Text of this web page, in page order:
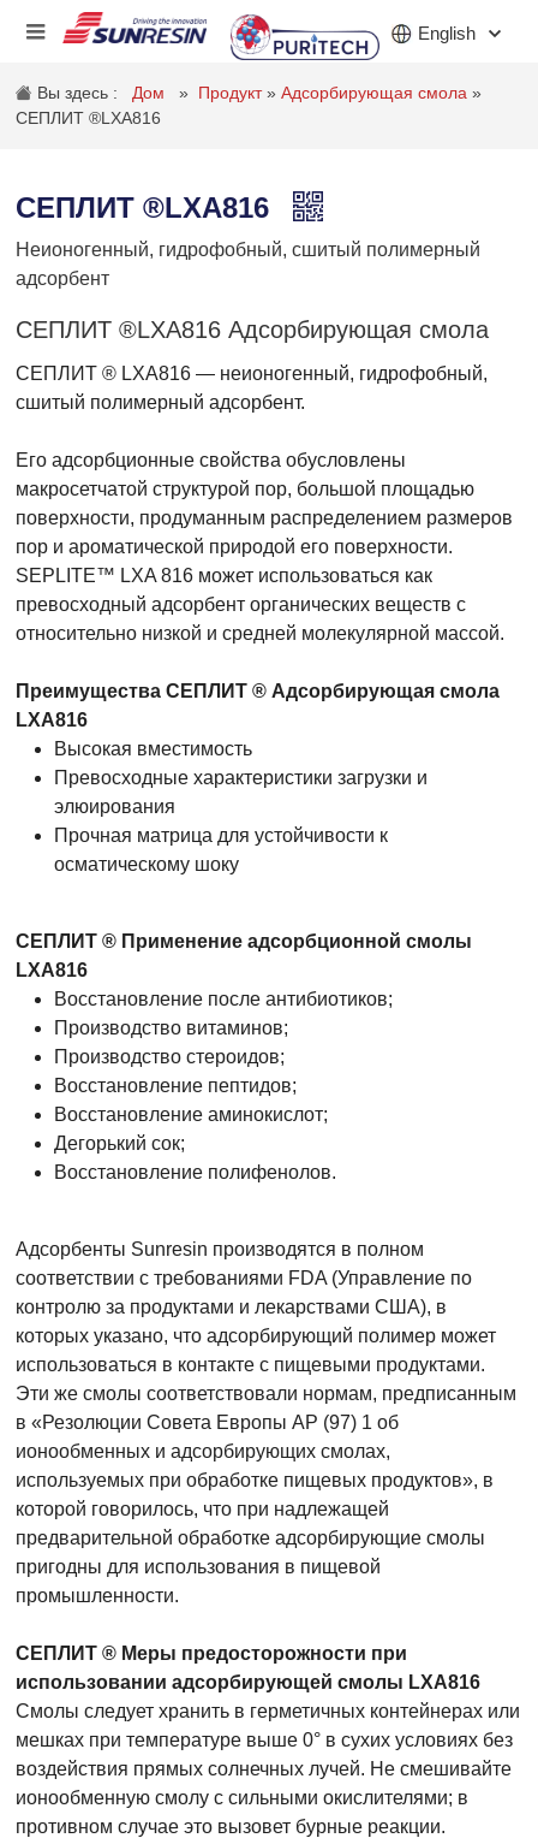
English
ПРОДУКТ
ИНВЕСТОРЫ
НОВОСТИ
КОНТАКТ
Вы здесь : Дом » Продукт»Адсорбирующая смола»
СЕПЛИТ ®LXA816
СЕПЛИТ ®LXA816
Неионогенный, гидрофобный, сшитый полимерный
адсорбент
СЕПЛИТ ®LXA816 Адсорбирующая смола
СЕПЛИТ ® LXA816 — неионогенный, гидрофобный,
сшитый полимерный адсорбент.
Его адсорбционные свойства обусловлены
макросетчатой ​​структурой пор, большой площадью
поверхности, продуманным распределением размеров
пор и ароматической природой его поверхности.
SEPLITE™ LXA 816 может использоваться как
превосходный адсорбент органических веществ с
относительно низкой и средней молекулярной массой.
Преимущества СЕПЛИТ ® Адсорбирующая смола
LXA816
Высокая вместимость
Превосходные характеристики загрузки и
элюирования
Прочная матрица для устойчивости к
осматическому шоку
СЕПЛИТ ® Применение адсорбционной смолы
LXA816
Восстановление после антибиотиков;
Производство витаминов;
Производство стероидов;
Восстановление пептидов;
Восстановление аминокислот;
Дегорький сок;
Восстановление полифенолов.
Адсорбенты Sunresin производятся в полном
соответствии с требованиями FDA (Управление по
контролю за продуктами и лекарствами США), в
которых указано, что адсорбирующий полимер может
использоваться в контакте с пищевыми продуктами.
Эти же смолы соответствовали нормам, предписанным
в «Резолюции Совета Европы AP (97) 1 об
ионообменных и адсорбирующих смолах,
используемых при обработке пищевых продуктов», в
которой говорилось, что при надлежащей
предварительной обработке адсорбирующие смолы
пригодны для использования в пищевой
промышленности.
СЕПЛИТ ® Меры предосторожности при
использовании адсорбирующей смолы LXA816
Смолы следует хранить в герметичных контейнерах или
мешках при температуре выше 0° в сухих условиях без
воздействия прямых солнечных лучей. Не смешивайте
ионообменную смолу с сильными окислителями; в
противном случае это вызовет бурные реакции.